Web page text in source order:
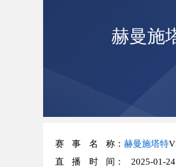
赫曼施
赛事名称 ： 赫曼施塔特
直播时间 ： 2025-01-